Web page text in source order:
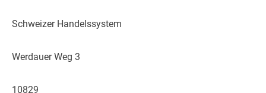
Schweizer Handelssystem
Werdauer Weg 3
10829